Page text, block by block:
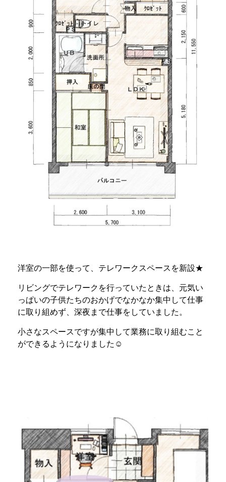
洋室の一部を使って、テレワークスペースを新設★
リビングでテレワークを行っていたときは、元気い
っぱいの子供たちのおかげでなかなか集中して仕事
に取り組めず、深夜まで仕事をしていました。
小さなスペースですが集中して業務に取り組むこと
ができるようになりました☺